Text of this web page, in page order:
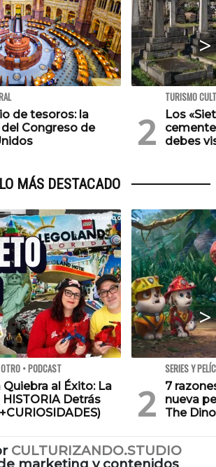
de tesoros: la
Congreso de
TURISMO
Los
debes
LO MÁS DESTACADO
• PODCAST
Quiebra al Éxito: La
Detrás
SERIES Y
7
nueva
The
CULTURIZANDO.STUDIO